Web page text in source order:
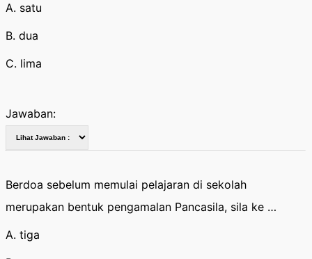
A. satu
B. dua
C. lima
Jawaban:
Berdoa sebelum memulai pelajaran di sekolah
merupakan bentuk pengamalan Pancasila, sila ke …
A. tiga